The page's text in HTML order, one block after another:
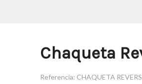
Chaqueta
Referencia: CHAQUETA